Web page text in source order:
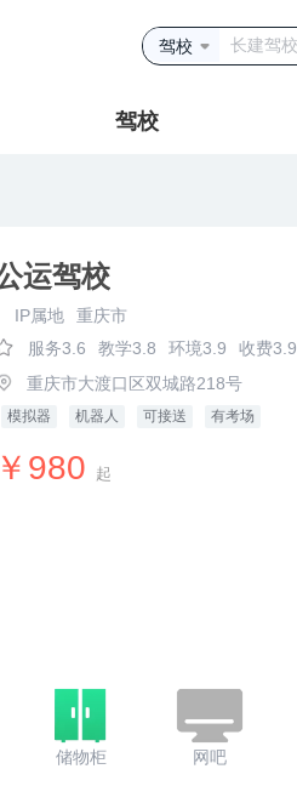
驾校
驾校
运驾校
IP属地
重庆市
服务3.6
教学3.8 环境3.9
收费3.9
重庆市大渡口区双城路218号
模拟器 机器人 可接送 有考场
￥980 起
储物柜 网吧